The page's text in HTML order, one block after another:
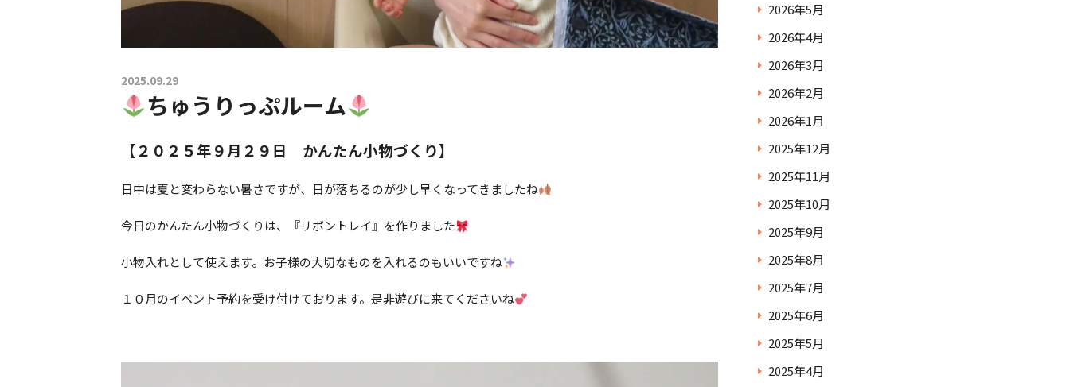
2025.09.29
ちゅうりっぷルーム
【２０２５年９月２９日 かんたん小物づくり】
日中は夏と変わらない暑さですが、日が落ちるのが少し早くなってきましたね
今日のかんたん小物づくりは、『リボントレイ』を作りました
小物入れとして使えます。お子様の大切なものを入れるのもいいですね
１０月のイベント予約を受け付けております。是非遊びに来てくださいね
2026年5月
2026年4月
2026年3月
2026年2月
2026年1月
2025年12月
2025年11月
2025年10月
2025年9月
2025年8月
2025年7月
2025年6月
2025年5月
2025年4月